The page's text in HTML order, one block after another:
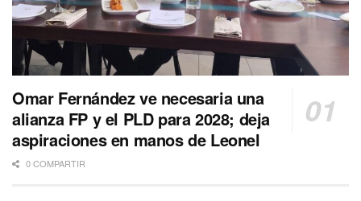
Omar Fernández ve necesaria una
alianza FP y el PLD para 2028; deja
aspiraciones en manos de Leonel
0 COMPARTIR